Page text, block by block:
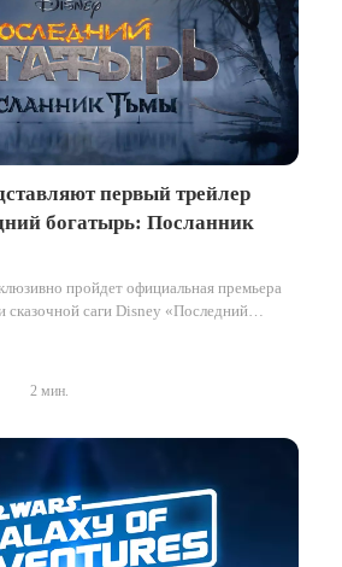
первый трейлер
богатырь: Посланник
пройдет официальная премьера
сказочной саги Disney «Последний
2 мин.